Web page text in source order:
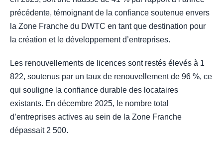
précédente, témoignant de la confiance soutenue envers
la Zone Franche du DWTC en tant que destination pour
la création et le développement d’entreprises.
Les renouvellements de licences sont restés élevés à 1
822, soutenus par un taux de renouvellement de 96 %, ce
qui souligne la confiance durable des locataires
existants. En décembre 2025, le nombre total
d’entreprises actives au sein de la Zone Franche
dépassait 2 500.